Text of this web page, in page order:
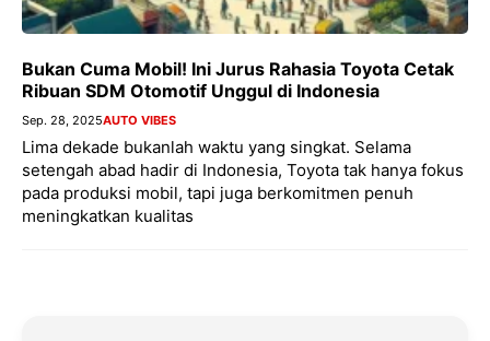
Bukan Cuma Mobil! Ini Jurus Rahasia Toyota Cetak
Ribuan SDM Otomotif Unggul di Indonesia
Sep. 28, 2025AUTO VIBES
Lima dekade bukanlah waktu yang singkat. Selama
setengah abad hadir di Indonesia, Toyota tak hanya fokus
pada produksi mobil, tapi juga berkomitmen penuh
meningkatkan kualitas